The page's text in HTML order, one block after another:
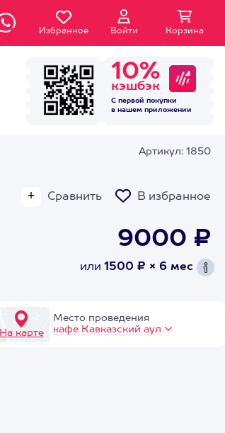
Избранное Войти Корзина
10%
кэшбэк
С первой покупки
в нашем приложении
Артикул: 1850
Сравнить В избранное
9000 ₽
или 1500 ₽ × 6 мес
На карте
Место проведения
кафе Кавказский аул